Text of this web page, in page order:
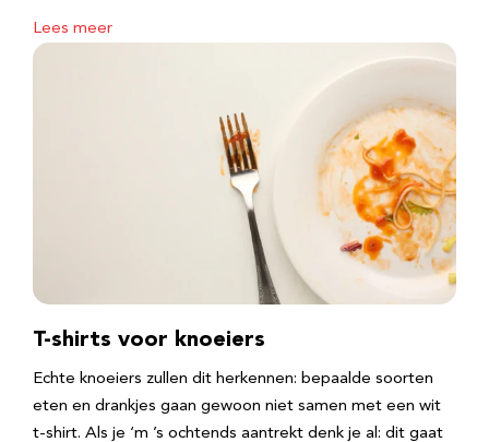
Lees meer
T-shirts voor knoeiers
Echte knoeiers zullen dit herkennen: bepaalde soorten
eten en drankjes gaan gewoon niet samen met een wit
t-shirt. Als je ‘m ’s ochtends aantrekt denk je al: dit gaat